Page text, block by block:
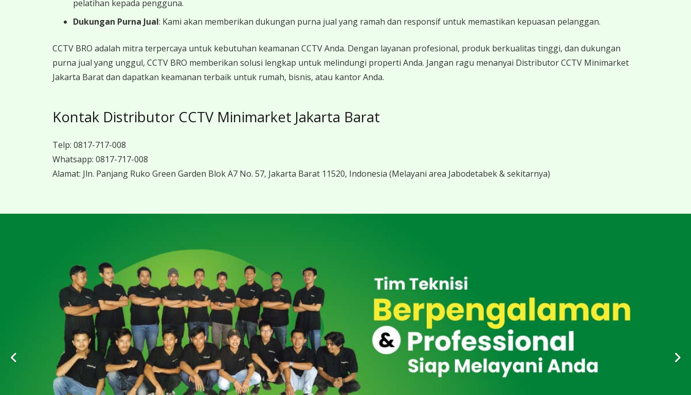
pelatihan kepada pengguna.
Dukungan Purna Jual: Kami akan memberikan dukungan purna jual yang ramah dan responsif untuk memastikan kepuasan pelanggan.
CCTV BRO adalah mitra terpercaya untuk kebutuhan keamanan CCTV Anda. Dengan layanan profesional, produk berkualitas tinggi, dan dukungan
purna jual yang unggul, CCTV BRO memberikan solusi lengkap untuk melindungi properti Anda. Jangan ragu menanyai Distributor CCTV Minimarket
Jakarta Barat dan dapatkan keamanan terbaik untuk rumah, bisnis, atau kantor Anda.
Kontak Distributor CCTV Minimarket Jakarta Barat
Telp: 0817-717-008
Whatsapp: 0817-717-008
Alamat: Jln. Panjang Ruko Green Garden Blok A7 No. 57, Jakarta Barat 11520, Indonesia (Melayani area Jabodetabek & sekitarnya)